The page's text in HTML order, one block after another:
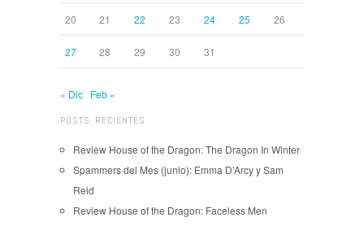
20 21 22 23 24 25 26
27 28 29 30 31
« Dic Feb »
POSTS RECIENTES
Review House of the Dragon: The Dragon In Winter
Spammers del Mes (junio): Emma D’Arcy y Sam
Reid
Review House of the Dragon: Faceless Men